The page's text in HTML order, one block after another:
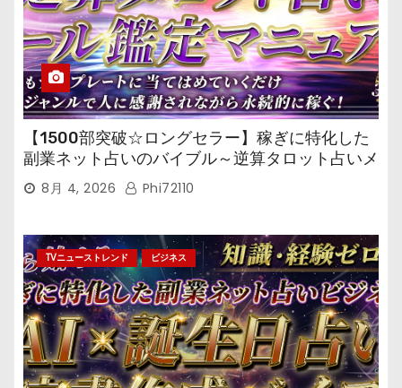
【1500部突破☆ロングセラー】稼ぎに特化した
副業ネット占いのバイブル～逆算タロット占いメ
ール鑑定マニュアル～
8月 4, 2026 Phi72110
TVニューストレンド ビジネス